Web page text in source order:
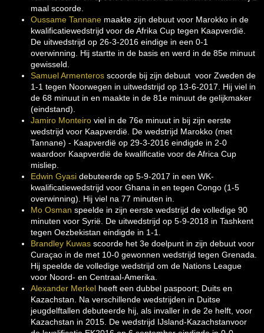
maal scoorde.
Oussame Tannane maakte zijn debuut voor Marokko in de
kwalificatiewedstrijd voor de Afrika Cup tegen Kaapverdië.
De uitwedstrijd op 26-3-2016 eindige in een 0-1
overwinning. Hij startte in de basis en werd in de 85e minuut
gewisseld.
Samuel Armenteros scoorde bij zijn debuut voor Zweden de
1-1 tegen Noorwegen in uitwedstrijd op 13-6-2017. Hij viel in
de 68 minuut in en maakte in de 81e minuut de gelijkmaker
(eindstand).
Jamiro Monteiro viel in de 76e minuut in bij zijn eerste
wedstrijd voor Kaapverdië. De wedstrijd Marokko (met
Tannane) - Kaapverdië op 29-3-2016 eindigde in 2-0
waardoor Kaapverdië de kwalificatie voor de Africa Cup
misliep.
Edwin Gyasi debuteerde op 5-9-2017 in een WK-
kwalificatiewedstrijd voor Ghana in en tegen Congo (1-5
overwinning). Hij viel na 77 minuten in.
Mo Osman speelde in zijn eerste wedstrijd de volledige 90
minuten voor Syrië. De uitwedstrijd op 5-9-2018 in Tashkent
tegen Oezbekistan eindigde in 1-1.
Brandley Kuwas scoorde het 3e doelpunt in zijn debuut voor
Curaçao in de met 10-0 gewonnen wedstrijd tegen Grenada.
Hij speelde de volledige wedstrijd om de Nations League
voor Noord- en Centraal-Amerika.
Alexander Merkel heeft een dubbel paspoort; Duits en
Kazachstan. Na verschillende wedstrijden in Duitse
jeugdelftallen debuteerde hij, als invaller in de 2e helft, voor
Kazachstan in 2015. De wedstrijd IJsland-Kazachstanvoor